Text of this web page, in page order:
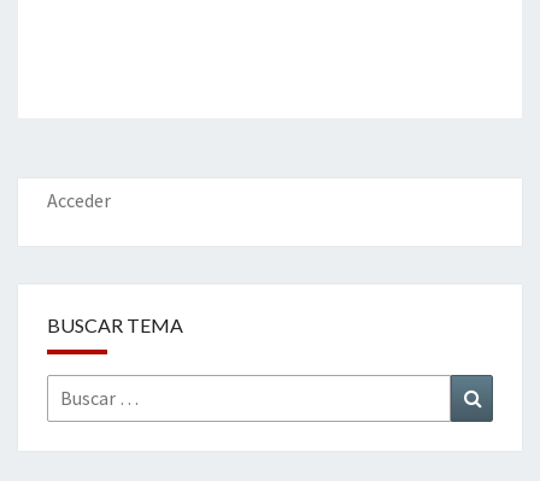
Acceder
BUSCAR TEMA
Buscar
por: